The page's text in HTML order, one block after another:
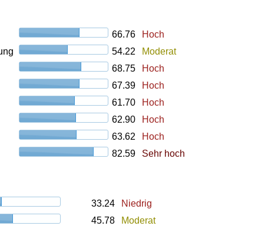
66.76
Hoch
54.22
Moderat
68.75
Hoch
67.39
Hoch
61.70
Hoch
62.90
Hoch
63.62
Hoch
82.59 Sehr hoch
33.24
Niedrig
45.78
Moderat